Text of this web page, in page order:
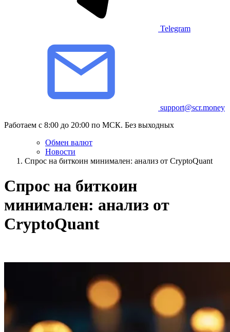
Telegram
support@scr.money
Работаем с 8:00 до 20:00 по МСК. Без выходных
Обмен валют
Новости
Спрос на биткоин минимален: анализ от CryptoQuant
Спрос на биткоин
минимален: анализ от
CryptoQuant